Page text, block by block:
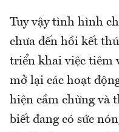
Tuy vậy tình hình
chưa đến hồi kết
triển khai việc tiêm
mở lại các hoạt
hiện cầm chừng và
biết đang có sức